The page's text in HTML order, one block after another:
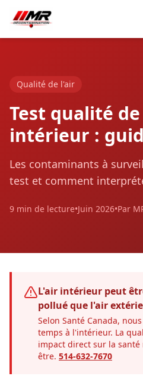
Qualité de l'air
Test qualité
intérieur :
Les contaminants à
test et comment
9 min de lecture•Juin 2026•Par
L'air intérieur peut
pollué que l'air
Selon Santé Canada,
temps à l'intérieur. La
impact direct sur la
être. 514-632-7670